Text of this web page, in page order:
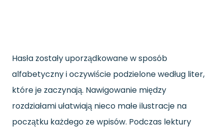
Hasła zostały uporządkowane w sposób
alfabetyczny i oczywiście podzielone według liter,
które je zaczynają. Nawigowanie między
rozdziałami ułatwiają nieco małe ilustracje na
początku każdego ze wpisów. Podczas lektury